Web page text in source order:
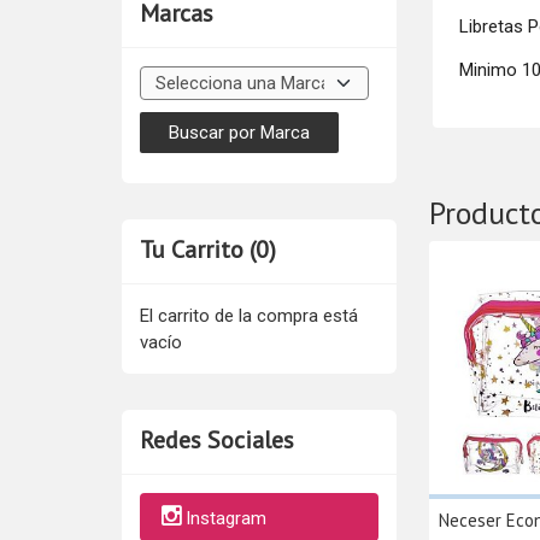
Marcas
Tu Carrito (0)
El carrito de la compra está
vacío
Redes Sociales
Instagram
Libretas
Minimo
Neceser